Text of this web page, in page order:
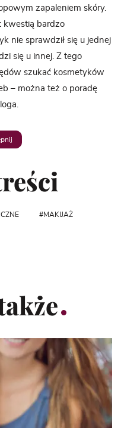
zapaleniem skóry.
kwestią bardzo
nie sprawdził się u jednej
się u innej. Z tego
szukać kosmetyków
– można też o poradę
MAKIJAŻ